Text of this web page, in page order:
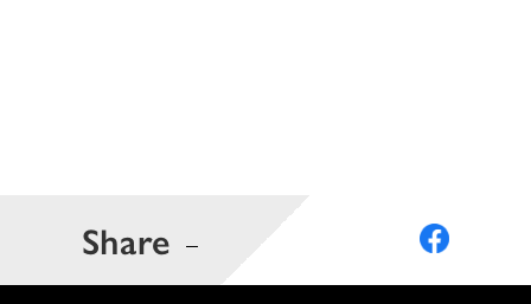
Share